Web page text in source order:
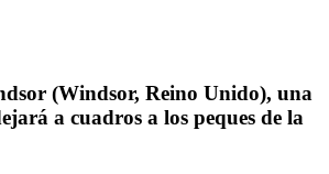
(Windsor, Reino Unido), una
a cuadros a los peques de la